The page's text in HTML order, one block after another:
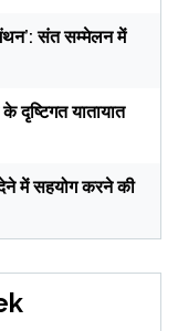
संत सम्मेलन में
दृष्टिगत यातायात
में सहयोग करने की